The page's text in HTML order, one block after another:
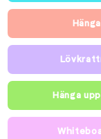
Hänga